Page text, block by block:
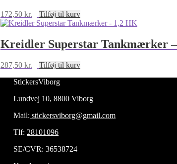
172,50 kr. Tilføj til kurv
Kreidler Superstar Tankmærker
287,50 kr.
Tilføj til kurv
StickersViborg
Lundvej 10, 8800 Viborg
Mail: stickersviborg@gmail.com
Tlf: 28101096
SE/CVR: 36538724